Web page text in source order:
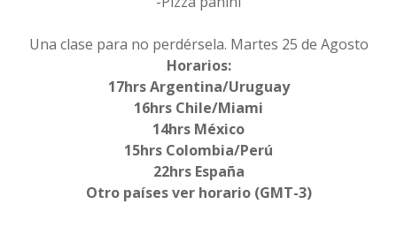
Una clase para no perdérsela. Martes 25 de Agosto
Horarios:
17hrs Argentina/Uruguay
16hrs Chile/Miami
14hrs México
15hrs Colombia/Perú
22hrs España
Otro países ver horario (GMT-3)